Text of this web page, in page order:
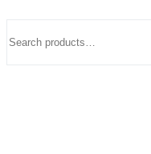
Search